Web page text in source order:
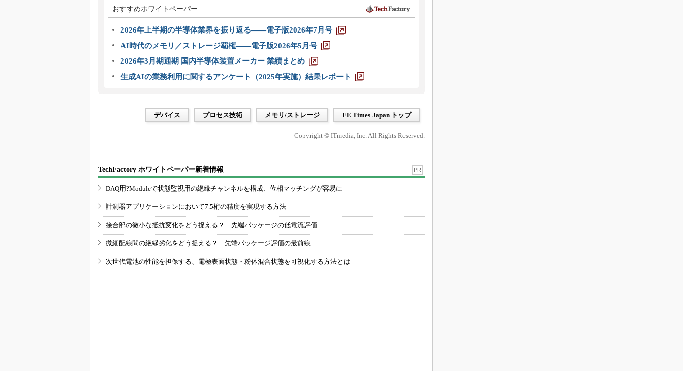
おすすめホワイトペーパー
2026年上半期の半導体業界を振り返る――電子版2026年7月号
AI時代のメモリ／ストレージ覇権――電子版2026年5月号
2026年3月期通期 国内半導体装置メーカー 業績まとめ
生成AIの業務利用に関するアンケート（2025年実施）結果レポート
デバイス プロセス技術 メモリ/ストレージ EE Times Japan トップ
Copyright © ITmedia, Inc. All Rights Reserved.
あなたにおすすめ
He・ナフサ・レジス
ト逼迫の続報――半導
体工場停止が回避でき
ている理由
村田製作所、26年度1
Qは売上高が過去最
高 データセンター関
連は81％増
メモリ市場が大爆発
「5年の壁」を乗り越
えられるか
27年メモリ市場 DR
AMは逼迫継続、NAN
Dは供給緩和へ
ネスカード！初年度年
1.125%